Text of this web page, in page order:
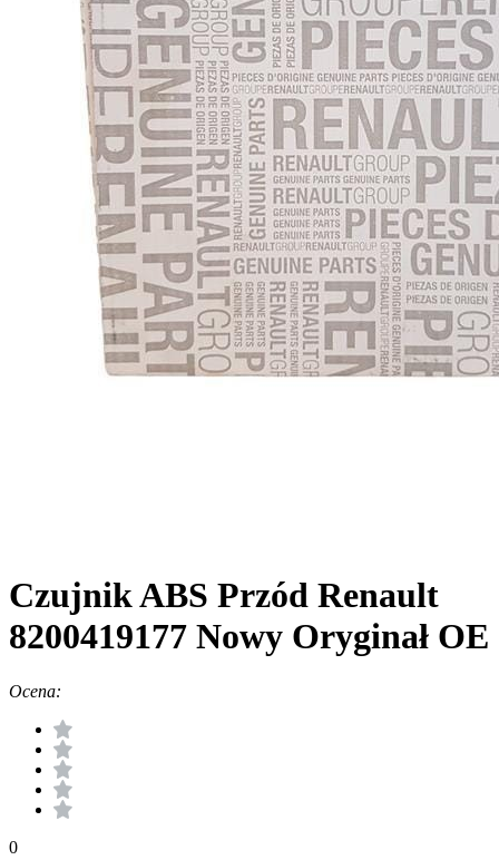
Czujnik ABS Przód Renault
8200419177 Nowy Oryginał OE
Ocena:
0